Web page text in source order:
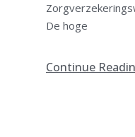
De hoge
Continue